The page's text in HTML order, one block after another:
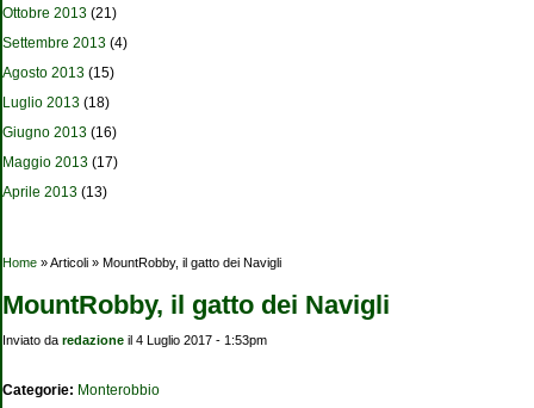
Ottobre 2013 (21)
Settembre 2013 (4)
Agosto 2013 (15)
Luglio 2013 (18)
Giugno 2013 (16)
Maggio 2013 (17)
Aprile 2013 (13)
Tu sei qui
Home » Articoli » MountRobby, il gatto dei Navigli
MountRobby, il gatto dei Navigli
Inviato da redazione il 4 Luglio 2017 - 1:53pm
Categorie: Monterobbio